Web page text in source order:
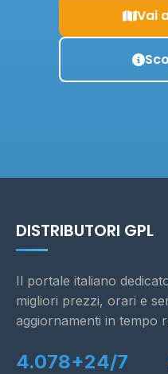
Vai
DISTRIBUTORI GPL
Il portale italiano
migliori prezzi, orari e
aggiornamenti in tempo
4.078+24/7